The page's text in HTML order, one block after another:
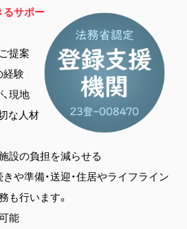
るサポー
提案
験
現地
な人材
設の負担を減らせる
や準備・送迎・住居やライフライン
も行います。
能